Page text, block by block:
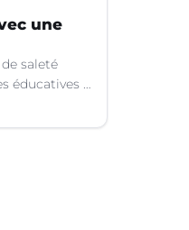
une
saleté
éducatives »,